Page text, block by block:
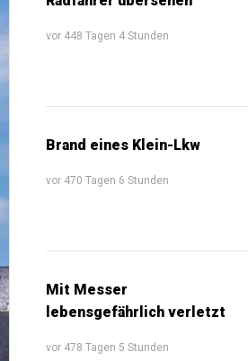
vor 448 Tagen 4 Stunden
Brand eines Klein-Lkw
vor 470 Tagen 6 Stunden
Mit Messer
lebensgefährlich verletzt
vor 478 Tagen 5 Stunden